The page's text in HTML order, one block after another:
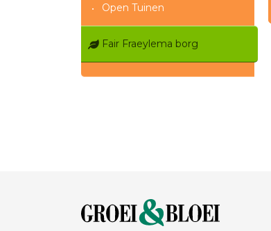
Open Tuinen
Fair Fraeylema borg